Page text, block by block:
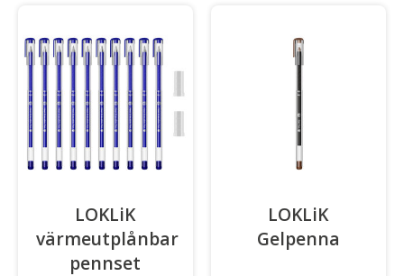
LOKLiK
värmeutplånbar
pennset
LOKLiK
Gelpenna